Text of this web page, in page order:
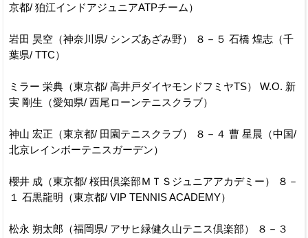
京都/ 狛江インドアジュニアATPチーム）
岩田 昊空（神奈川県/ シンズあざみ野） ８－５ 石橋 煌志（千
葉県/ TTC）
ミラー 栄典（東京都/ 高井戸ダイヤモンドフミヤTS） W.O. 新
実 剛生（愛知県/ 西尾ローンテニスクラブ）
神山 宏正（東京都/ 田園テニスクラブ） ８－４ 曹 星晨（中国/
北京レインボーテニスガーデン）
櫻井 成（東京都/ 桜田倶楽部ＭＴＳジュニアアカデミー） ８－
１ 石黒龍明（東京都/ VIP TENNIS ACADEMY）
松永 朔太郎（福岡県/ アサヒ緑健久山テニス倶楽部） ８－３